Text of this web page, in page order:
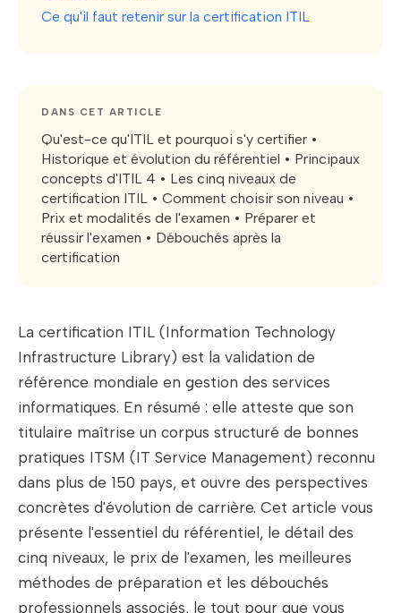
Ce qu'il faut retenir sur la certification ITIL
DANS CET ARTICLE
Qu'est-ce qu'ITIL et pourquoi s'y certifier •
Historique et évolution du référentiel • Principaux
concepts d'ITIL 4 • Les cinq niveaux de
certification ITIL • Comment choisir son niveau •
Prix et modalités de l'examen • Préparer et
réussir l'examen • Débouchés après la
certification
La certification ITIL (Information Technology
Infrastructure Library) est la validation de
référence mondiale en gestion des services
informatiques. En résumé : elle atteste que son
titulaire maîtrise un corpus structuré de bonnes
pratiques ITSM (IT Service Management) reconnu
dans plus de 150 pays, et ouvre des perspectives
concrètes d'évolution de carrière. Cet article vous
présente l'essentiel du référentiel, le détail des
cinq niveaux, le prix de l'examen, les meilleures
méthodes de préparation et les débouchés
professionnels associés, le tout pour que vous